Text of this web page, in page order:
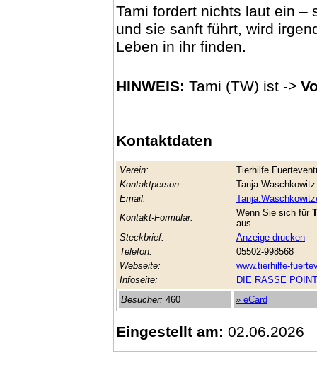
Tami fordert nichts laut ein –
und sie sanft führt, wird
Leben in ihr finden.
HINWEIS: Tami (TW) ist ->
Kontaktdaten
Verein:
Tierhilfe
Kontaktperson:
Tanja Waschkowitz
Email:
Kontakt-Formular:
Wenn Sie sich für
aus
Steckbrief:
Anzeige drucken
Telefon:
05502-998568
Webseite:
www.tierhilfe-
Infoseite:
DIE RASSE
Besucher: 460 » eCard
Eingestellt am: 02.06.2026